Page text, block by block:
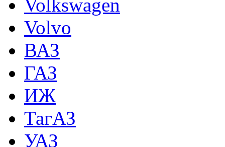
Volkswagen
Volvo
ВАЗ
ГАЗ
ИЖ
ТагАЗ
УАЗ